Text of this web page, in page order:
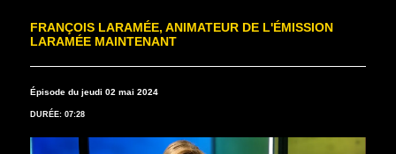
FRANÇOIS LARAMÉE, ANIMATEUR DE L'ÉMISSION
LARAMÉE MAINTENANT
Épisode du jeudi 02 mai 2024
DURÉE: 07:28